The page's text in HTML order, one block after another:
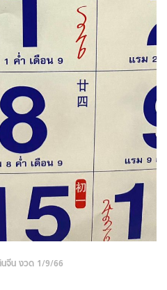
นจีน งวด 1/9/66